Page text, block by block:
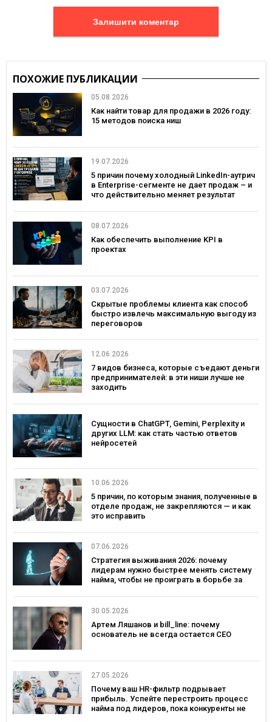
Залишити коментар
ПОХОЖИЕ ПУБЛИКАЦИИ
05.08.2026
Как найти товар для продажи в 2026 году:
15 методов поиска ниш
19.07.2026
5 причин почему холодный LinkedIn-аутрич
в Enterprise-сегменте не дает продаж – и
что действительно меняет результат
08.07.2026
Как обеспечить выполнение KPI в
проектах
03.07.2026
Скрытые проблемы клиента как способ
быстро извлечь максимальную выгоду из
переговоров
12.06.2026
7 видов бизнеса, которые съедают деньги
предпринимателей: в эти ниши лучше не
заходить
Сущности в ChatGPT, Gemini, Perplexity и
других LLM: как стать частью ответов
нейросетей
10.06.2026
5 причин, по которым знания, полученные в
отделе продаж, не закрепляются — и как
это исправить
07.06.2026
Стратегия выживания 2026: почему
лидерам нужно быстрее менять систему
найма, чтобы не проиграть в борьбе за
30.05.2026
Артем Ляшанов и bill_line: почему
основатель не всегда остается СЕО
27.05.2026
Почему ваш HR-фильтр подрывает
прибыль. Успейте перестроить процесс
найма под лидеров, пока конкуренты не